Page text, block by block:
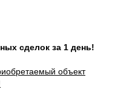
сделок за 1 день!
объект